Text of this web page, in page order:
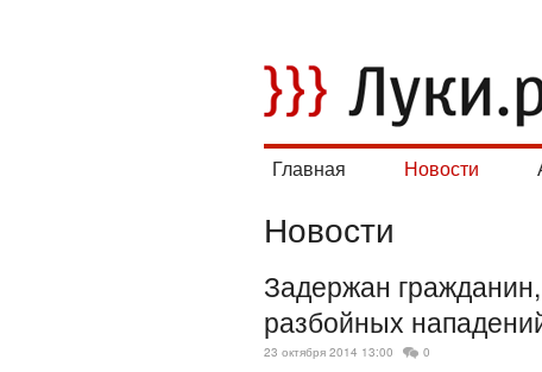
Главная Новости
Новости
Задержан
разбойных
23 октября 2014 13:00 0